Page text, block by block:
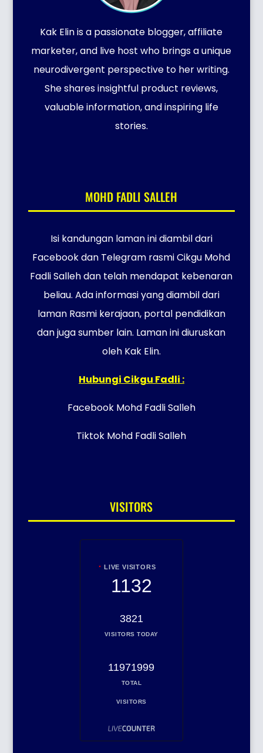
Kak Elin is a passionate blogger, affiliate
marketer, and live host who brings a unique
neurodivergent perspective to her writing.
She shares insightful product reviews,
valuable information, and inspiring life
stories.
MOHD FADLI SALLEH
Isi kandungan laman ini diambil dari
Facebook dan Telegram rasmi Cikgu Mohd
Fadli Salleh dan telah mendapat kebenaran
beliau. Ada informasi yang diambil dari
laman Rasmi kerajaan, portal pendidikan
dan juga sumber lain. Laman ini diuruskan
oleh Kak Elin.
Hubungi Cikgu Fadli :
Facebook Mohd Fadli Salleh
Tiktok Mohd Fadli Salleh
VISITORS
LIVE VISITORS
1132
3821
VISITORS TODAY
11971999
TOTAL
VISITORS